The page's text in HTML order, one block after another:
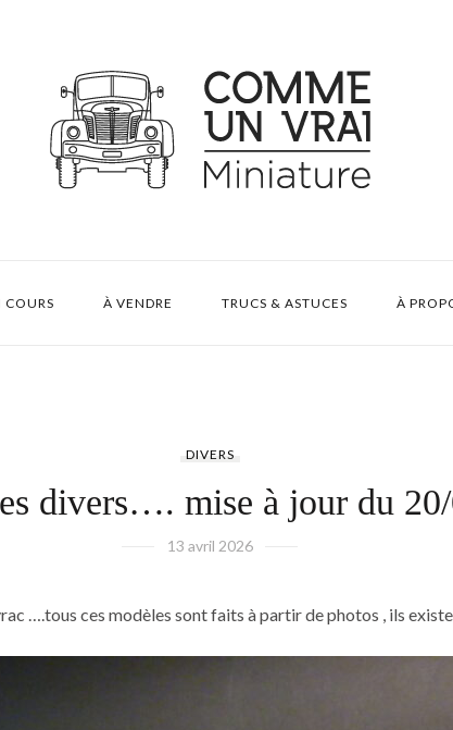
COURS À VENDRE TRUCS & ASTUCES À
DIVERS
divers…. mise à jour du
13 avril 2026
….tous ces modèles sont faits à partir de photos , ils